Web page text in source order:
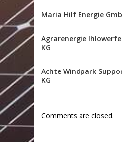
Maria Hilf Energie
Agrarenergie
KG
Achte Windpark
KG
Comments are closed.